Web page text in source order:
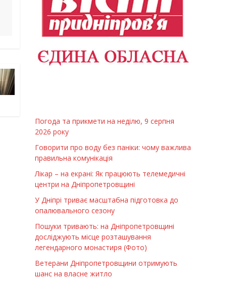
Погода та прикмети на неділю, 9 серпня
2026 року
Говорити про воду без паніки: чому важлива
правильна комунікація
Лікар – на екрані: Як працюють телемедичні
центри на Дніпропетровщині
У Дніпрі триває масштабна підготовка до
опалювального сезону
Пошуки тривають: на Дніпропетровщині
досліджують місце розташування
легендарного монастиря (Фото)
Ветерани Дніпропетровщини отримують
шанс на власне житло